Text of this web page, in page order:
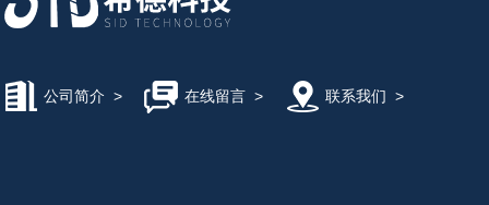
公司简介 > 在线留言> 联系我们 >